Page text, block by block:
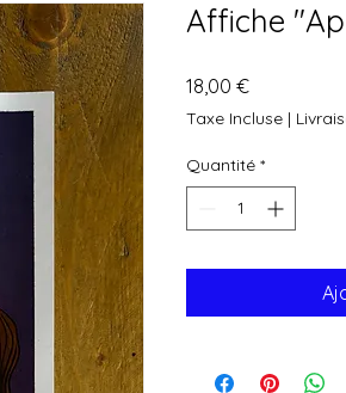
Affiche
18,00 €Prix
Taxe Incluse |
Quantité *